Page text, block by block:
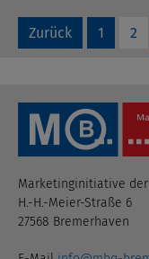
Zurück 1 2
Marketinginitiative der
H.-H.-Meier-Straße 6
27568 Bremerhaven